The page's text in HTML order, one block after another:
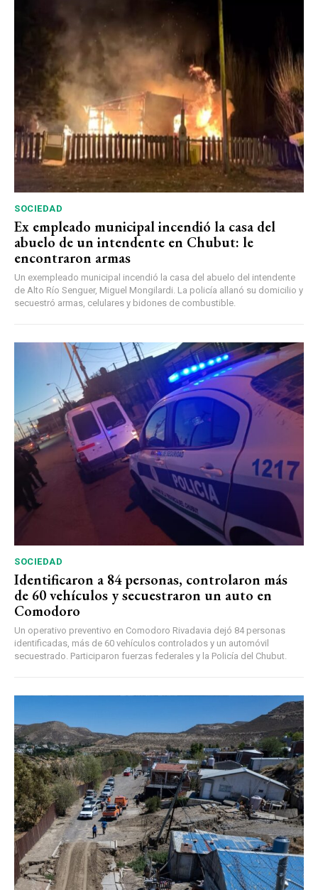
SOCIEDAD
Ex empleado municipal incendió la casa del
abuelo de un intendente en Chubut: le
encontraron armas
Un exempleado municipal incendió la casa del abuelo del intendente
de Alto Río Senguer, Miguel Mongilardi. La policía allanó su domicilio y
secuestró armas, celulares y bidones de combustible.
SOCIEDAD
Identificaron a 84 personas, controlaron más
de 60 vehículos y secuestraron un auto en
Comodoro
Un operativo preventivo en Comodoro Rivadavia dejó 84 personas
identificadas, más de 60 vehículos controlados y un automóvil
secuestrado. Participaron fuerzas federales y la Policía del Chubut.